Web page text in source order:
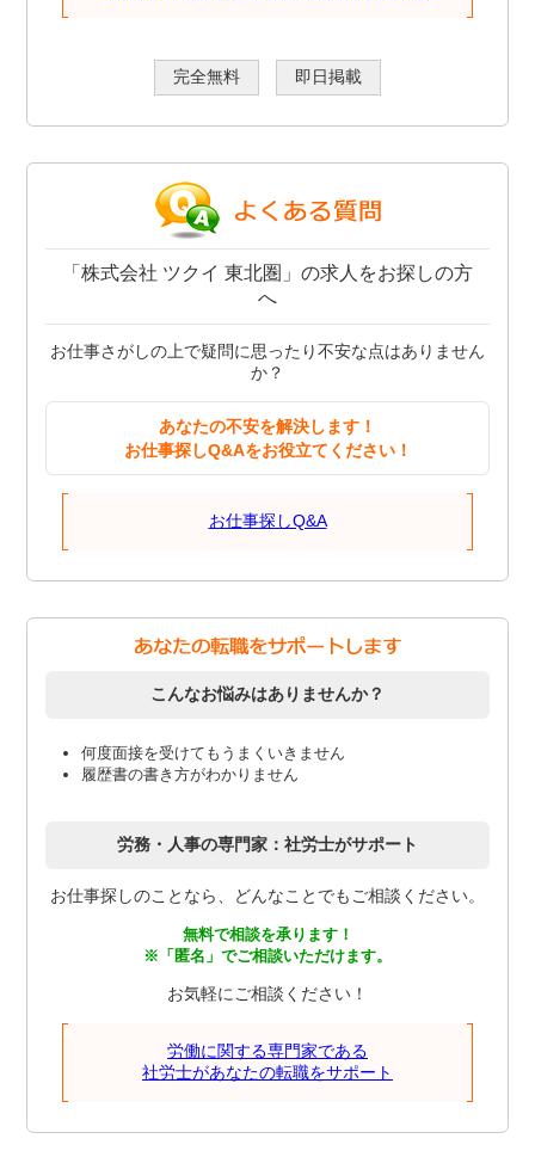
完全無料 即日掲載
「株式会社 ツクイ 東北圏」の求人をお探しの方
へ
お仕事さがしの上で疑問に思ったり不安な点はありません
か？
あなたの不安を解決します！
お仕事探しQ&Aをお役立てください！
お仕事探しQ&A
こんなお悩みはありませんか？
何度面接を受けてもうまくいきません
履歴書の書き方がわかりません
労務・人事の専門家：社労士がサポート
お仕事探しのことなら、どんなことでもご相談ください。
無料で相談を承ります！
※「匿名」でご相談いただけます。
お気軽にご相談ください！
労働に関する専門家である
社労士があなたの転職をサポート